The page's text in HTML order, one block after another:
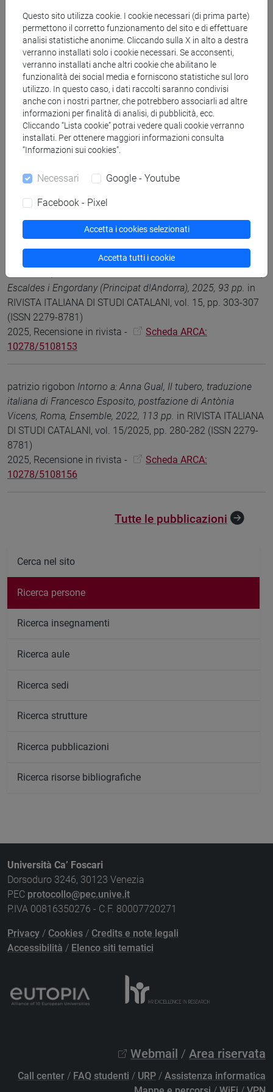
pp. 267-302 (ISSN 1130-202X)
URL correlato2025, Articolo su rivista -
Scheda
ARCA: 10278/5108167
Patrizio RigobonLa traduzione italiana inedita di “Mar i cel”
di Àngel Guimerà del fondo omonimo della Biblioteca de
Catalunya: studio ed edizione (IV).in RIVISTA ITALIANA DI
STUDI CATALANI, vol. 15/2025, pp. 69-133 (ISSN 2279-
8781)
Patrizio Rigobon
Intorno a: Amb ulls ben nets de por i
catalana, a cura d'Andreu Bosch i Rodoreda i Joan Ramon
2024, 303 pp. Marian Vayreda, La fi del Renegat i altres
Escaldes i Engordany (Principat d!Andorra), 2025, 93 pp. in
RIVISTA ITALIANA DI STUDI CATALANI, vol. 15, pp. 303-307
(ISSN 2279-8781)
2025, Recensione in rivista -
Scheda ARCA:
10278/5108153
patrizio rigobon Intorno a: Anna Gual, Il tubero, traduzione
italiana di Francesco Esposito, postfazione di Antònia
Vicens, Roma, Ensemble, 2022, 113 pp. in RIVISTA ITALIANA
DI STUDI CATALANI, vol. 15/2025, pp. 280-282 (ISSN 2279-
8781)
2025, Recensione in rivista -
Scheda ARCA:
10278/5108156
Tutte le pubblicazioni
Cerca nel sito
Ricerca persone
Ricerca insegnamenti
Ricerca aule
Ricerca sedi
Ricerca strutture
Ricerca pubblicazioni
Ricerca risorse bibliografiche
Università Ca’ Foscari
Dorsoduro 3246, 30123 Venezia
PEC protocollo@pec.unive.it
P.IVA 00816350276 - C.F. 80007720271
Privacy / Cookies / Credits e note legali
Accessibilità / Elenco siti tematici
Webmail / Area riservata
Call center / FAQ studenti / URP / Assistenza informatica
Questo sito utilizza cookie. I cookie necessari (di prima parte)
permettono il corretto funzionamento del sito e di effettuare
analisi statistiche anonime. Cliccando sulla X in alto a destra
verranno installati solo i cookie necessari. Se acconsenti,
verranno installati anche altri cookie che abilitano le
funzionalità dei social media e forniscono statistiche sul loro
utilizzo. In questo caso, i dati raccolti saranno condivisi
anche con i nostri partner, che potrebbero associarli ad altre
informazioni per finalità di analisi, di pubblicità, ecc.
Cliccando “Lista cookie” potrai vedere quali cookie verranno
installati. Per ottenere maggiori informazioni consulta
“Informazioni sui cookies”.
Necessari Google - Youtube
Facebook - Pixel
Accetta i cookies selezionati
Accetta tutti i cookie